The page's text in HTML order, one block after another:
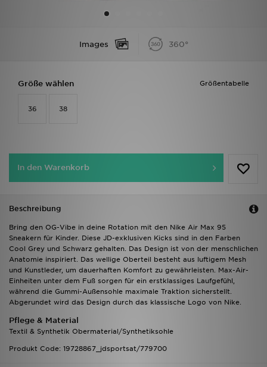
Images 360°
Größentabelle
Größe wählen
36 38
In den Warenkorb
Beschreibung
Bring den OG-Vibe in deine Rotation mit den Nike Air Max 95
Sneakern für Kinder. Diese JD-exklusiven Kicks sind in den Farben
Cool Grey und Schwarz gehalten. Das Design ist von der menschlichen
Anatomie inspiriert. Das wellige Oberteil besteht aus luftigem Mesh
und Kunstleder, um dauerhaften Komfort zu gewährleisten. Max-Air-
Einheiten unter dem Fuß sorgen für ein erstklassiges Laufgefühl,
während die Gummi-Außensohle maximale Traktion sicherstellt.
Abgerundet wird das Design durch das klassische Logo von Nike.
Pflege & Material
Textil & Synthetik Obermaterial/Synthetiksohle
Produkt Code: 19728867_jdsportsat/779700
Hilfe & Kontakt
Trending Styles